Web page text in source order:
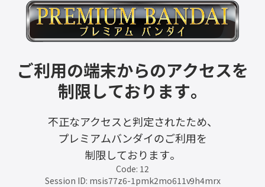
ご利用の端末からのアクセスを
制限しております。
不正なアクセスと判定されたため、
プレミアムバンダイのご利用を
制限しております。
Code: 12
Session ID: msis77z6-1pmk2mo611v9h4mrx